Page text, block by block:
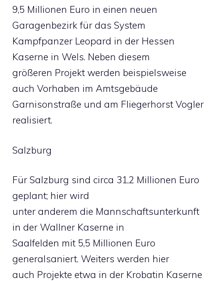
9,5 Millionen Euro in einen neuen
Garagenbezirk für das System
Kampfpanzer Leopard in der Hessen
Kaserne in Wels. Neben diesem
größeren Projekt werden beispielsweise
auch Vorhaben im Amtsgebäude
Garnisonstraße und am Fliegerhorst Vogler
realisiert.
Salzburg
Für Salzburg sind circa 31,2 Millionen Euro
geplant; hier wird
unter anderem die Mannschaftsunterkunft
in der Wallner Kaserne in
Saalfelden mit 5,5 Millionen Euro
generalsaniert. Weiters werden hier
auch Projekte etwa in der Krobatin Kaserne